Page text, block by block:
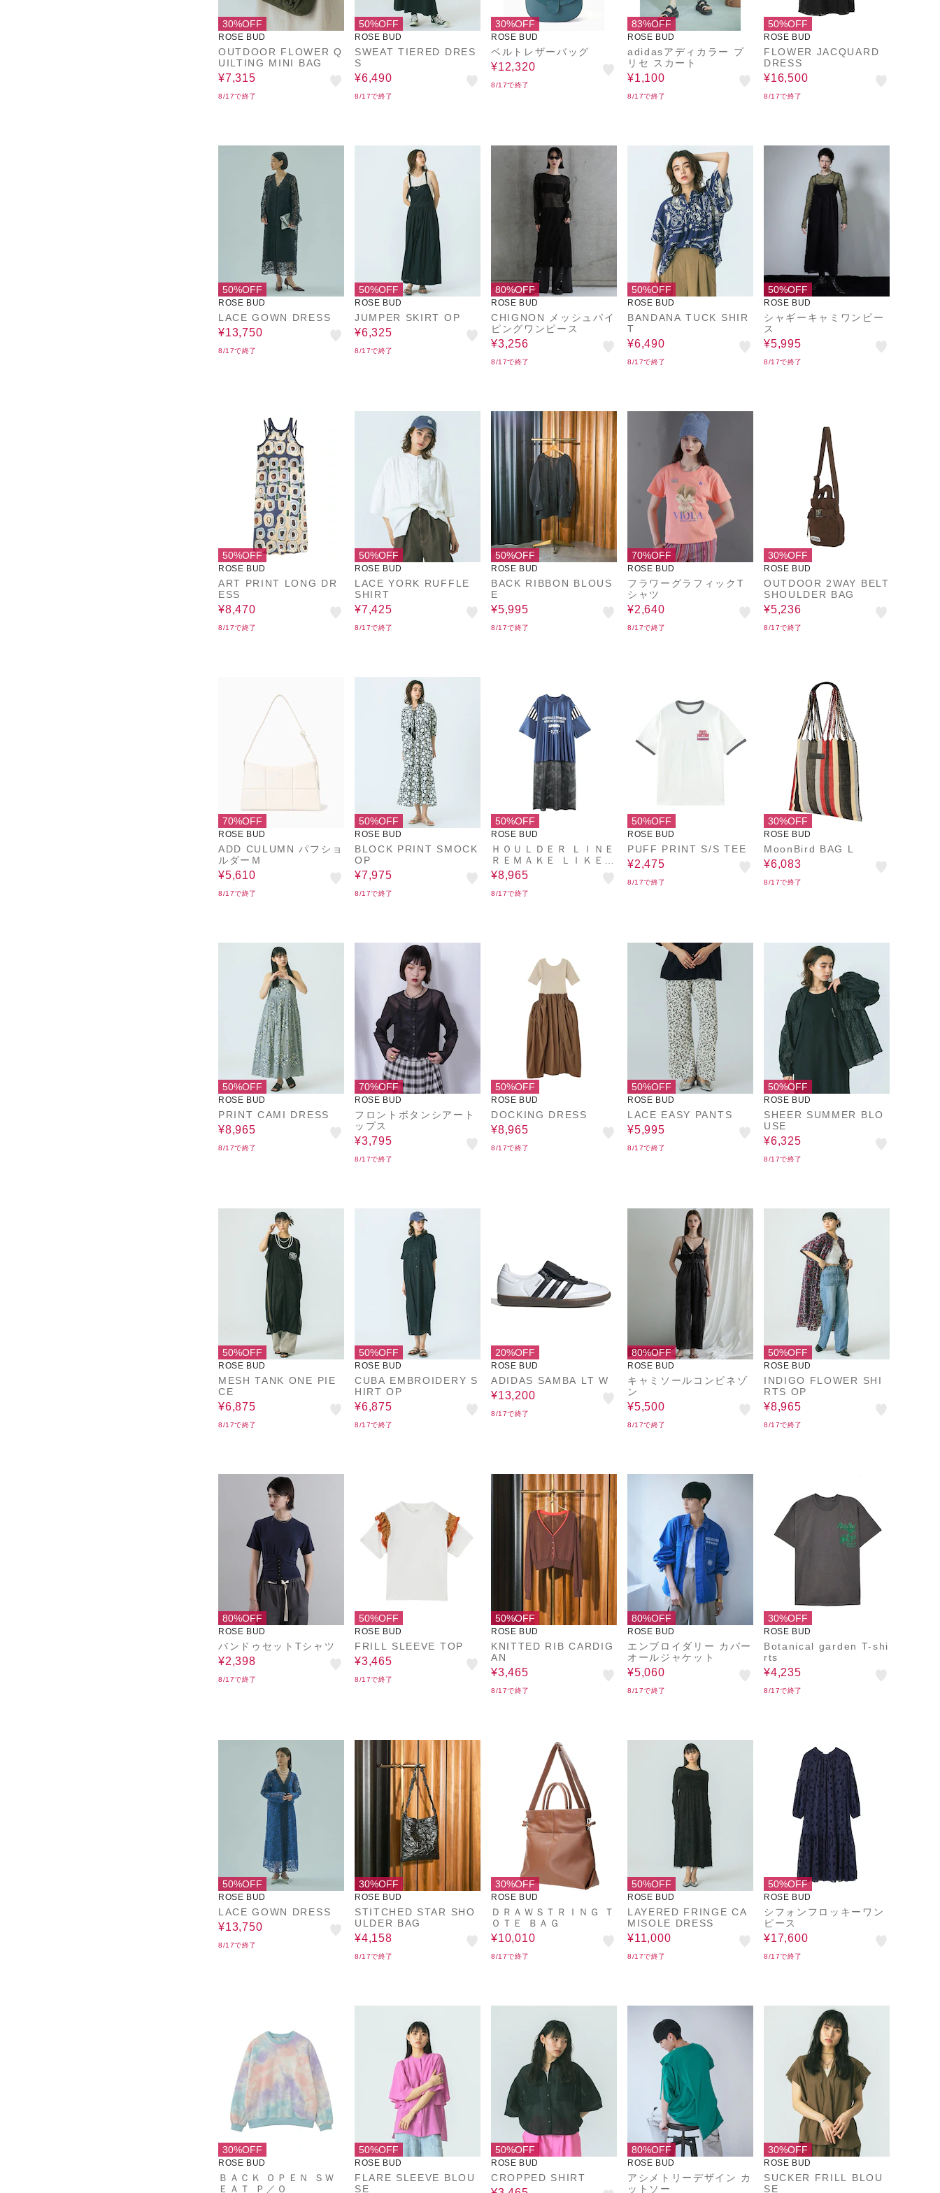
30%OFF
ROSE BUD
OUTDOOR FLOWER Q
UILTING MINI BAG
¥7,315
8/17で終了
50%OFF
ROSE BUD
SWEAT TIERED DRES
S
¥6,490
8/17で終了
30%OFF
ROSE BUD
ベルトレザーバッグ
¥12,320
8/17で終了
83%OFF
ROSE BUD
adidasアディカラー プ
リセ スカート
¥1,100
8/17で終了
50%OFF
ROSE BUD
FLOWER JACQUARD
DRESS
¥16,500
8/17で終了
50%OFF
ROSE BUD
LACE GOWN DRESS
¥13,750
8/17で終了
50%OFF
ROSE BUD
JUMPER SKIRT OP
¥6,325
8/17で終了
80%OFF
ROSE BUD
CHIGNON メッシュパイ
ピングワンピース
¥3,256
8/17で終了
50%OFF
ROSE BUD
BANDANA TUCK SHIR
T
¥6,490
8/17で終了
50%OFF
ROSE BUD
シャギーキャミワンピー
ス
¥5,995
8/17で終了
50%OFF
ROSE BUD
ART PRINT LONG DR
ESS
¥8,470
8/17で終了
50%OFF
ROSE BUD
LACE YORK RUFFLE
SHIRT
¥7,425
8/17で終了
50%OFF
ROSE BUD
BACK RIBBON BLOUS
E
¥5,995
8/17で終了
70%OFF
ROSE BUD
フラワーグラフィックT
シャツ
¥2,640
8/17で終了
30%OFF
ROSE BUD
OUTDOOR 2WAY BELT
SHOULDER BAG
¥5,236
8/17で終了
70%OFF
ROSE BUD
ADD CULUMN パフショ
ルダーＭ
¥5,610
8/17で終了
50%OFF
ROSE BUD
BLOCK PRINT SMOCK
OP
¥7,975
8/17で終了
50%OFF
ROSE BUD
ＨＯＵＬＤＥＲ ＬＩＮＥ
ＲＥＭＡＫＥ ＬＩＫＥ
ＤＲＥＳＳ
¥8,965
8/17で終了
50%OFF
ROSE BUD
PUFF PRINT S/S TEE
¥2,475
8/17で終了
30%OFF
ROSE BUD
MoonBird BAG L
¥6,083
8/17で終了
50%OFF
ROSE BUD
PRINT CAMI DRESS
¥8,965
8/17で終了
70%OFF
ROSE BUD
フロントボタンシアート
ップス
¥3,795
8/17で終了
50%OFF
ROSE BUD
DOCKING DRESS
¥8,965
8/17で終了
50%OFF
ROSE BUD
LACE EASY PANTS
¥5,995
8/17で終了
50%OFF
ROSE BUD
SHEER SUMMER BLO
USE
¥6,325
8/17で終了
50%OFF
ROSE BUD
MESH TANK ONE PIE
CE
¥6,875
8/17で終了
50%OFF
ROSE BUD
CUBA EMBROIDERY S
HIRT OP
¥6,875
8/17で終了
20%OFF
ROSE BUD
ADIDAS SAMBA LT W
¥13,200
8/17で終了
80%OFF
ROSE BUD
キャミソールコンビネゾ
ン
¥5,500
8/17で終了
50%OFF
ROSE BUD
INDIGO FLOWER SHI
RTS OP
¥8,965
8/17で終了
80%OFF
ROSE BUD
バンドゥセットTシャツ
¥2,398
8/17で終了
50%OFF
ROSE BUD
FRILL SLEEVE TOP
¥3,465
8/17で終了
50%OFF
ROSE BUD
KNITTED RIB CARDIG
AN
¥3,465
8/17で終了
80%OFF
ROSE BUD
エンブロイダリー カバー
オールジャケット
¥5,060
8/17で終了
30%OFF
ROSE BUD
Botanical garden T-shi
rts
¥4,235
8/17で終了
50%OFF
ROSE BUD
LACE GOWN DRESS
¥13,750
8/17で終了
30%OFF
ROSE BUD
STITCHED STAR SHO
ULDER BAG
¥4,158
8/17で終了
30%OFF
ROSE BUD
ＤＲＡＷＳＴＲＩＮＧ Ｔ
ＯＴＥ ＢＡＧ
¥10,010
8/17で終了
50%OFF
ROSE BUD
LAYERED FRINGE CA
MISOLE DRESS
¥11,000
8/17で終了
50%OFF
ROSE BUD
シフォンフロッキーワン
ピース
¥17,600
8/17で終了
30%OFF
ROSE BUD
ＢＡＣＫ ＯＰＥＮ ＳＷ
ＥＡＴ Ｐ／Ｏ
50%OFF
ROSE BUD
FLARE SLEEVE BLOU
SE
50%OFF
ROSE BUD
CROPPED SHIRT
80%OFF
ROSE BUD
アシメトリーデザイン カ
ットソー
30%OFF
ROSE BUD
SUCKER FRILL BLOU
SE